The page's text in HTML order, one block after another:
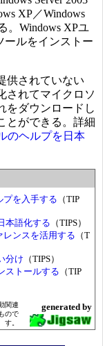
XP／Windows
。Windows XPユ
ールをインストー
供されていない
されてマイクロソ
をダウンロードし
とができる。詳細
のヘルプを日本
プを入手する （TIP
本語化する （TIPS）
レンスを活用する （T
分け （TIPS）
ストールする （TIP
関連
ので
す。
generated by